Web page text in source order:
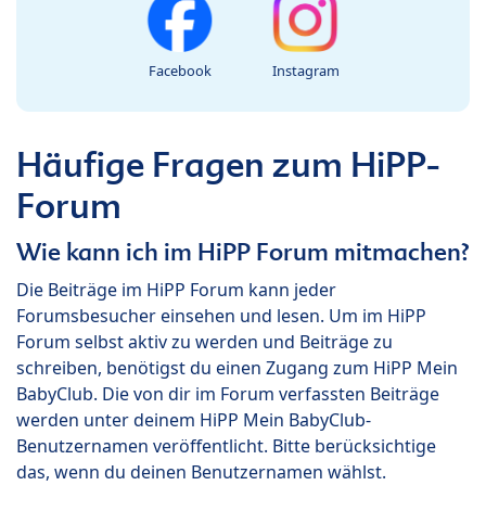
Facebook Instagram
Häufige Fragen zum HiPP-
Forum
Wie kann ich im HiPP Forum mitmachen?
Die Beiträge im HiPP Forum kann jeder
Forumsbesucher einsehen und lesen. Um im HiPP
Forum selbst aktiv zu werden und Beiträge zu
schreiben, benötigst du einen Zugang zum HiPP Mein
BabyClub. Die von dir im Forum verfassten Beiträge
werden unter deinem HiPP Mein BabyClub-
Benutzernamen veröffentlicht. Bitte berücksichtige
das, wenn du deinen Benutzernamen wählst.